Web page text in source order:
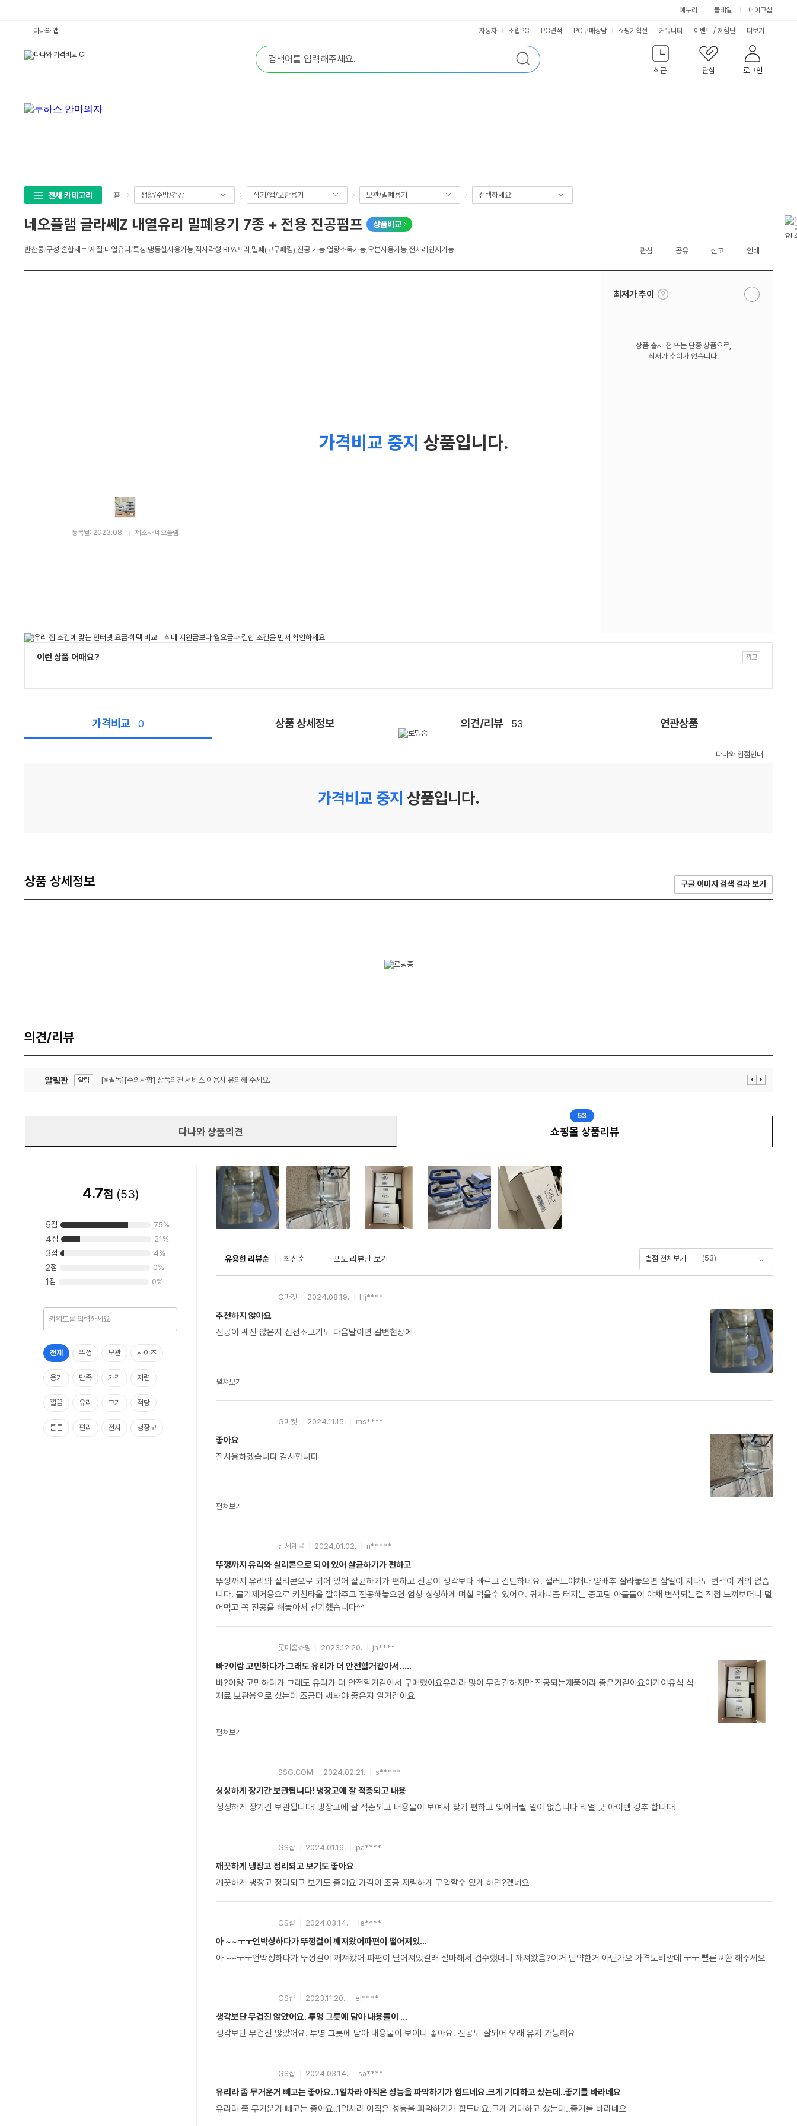
에누리 몰테일
메이크샵
합
검
색
검
색
최근
관심 로그인
다나와 앱 자동차 조립PC PC견적 PC구매상담 쇼핑기획전 커뮤니티 이벤트 / 체험단 서
비
스
더보기
전체 카테고리 홈 생활/주방/건강 식기/컵/보관용기 보관/밀폐용기 선택하세요
네오플램 글라쎄Z 내열유리 밀폐용기 7종 + 전용 진공펌프 상품비교
상
반찬통/구성:혼합세트/재질:내열유리 /특징:냉동실사용가능 직사각형 BPA프리 밀폐(고무패킹) 진공 가능 열탕소독가능 오븐사용가능 전자레인지가능 관심 공유 신고 인쇄
등록월: 2023.08. 제조사:네오플램
가격비교 중지 상품입니다.
최저가 추이
툴
팁
알
상품 출시 전 또는 단종 상품으로,
최저가 추이가 없습니다.
이런 상품 어때요?
가격비교 0 상품 상세정보 의견/리뷰 53 연관상품
다나와 입점안내
가격비교 중지 상품입니다.
상품 상세정보 구글 이미지 검색 결과 보기
의견/리뷰
알림판 알림 [※필독][주의사항] 상품의견 서비스 이용시 유의해 주세요.
이 다
다나와 상품의견 쇼핑몰 상품리뷰
53
4.7점 (53)
5점 75%
4점 21 %
3점 4%
2점 0%
1점 0%
전체 뚜껑 보관 사이즈
용기 만족 가격 저렴
깔끔 유리 크기 적당
튼튼 편리 전자 냉장고
유용한 리뷰순 최신순 포토 리뷰만 보기 별점 전체보기 (53)
G마켓 2024.08.19. Hj****
추천하지 않아요
진공이 쎄진 않은지 신선소고기도 다음날이면 갈변현상에
펼쳐보기
G마켓 2024.11.15. ms****
좋아요
잘사용하겠습니다 감사합니다
펼쳐보기
신세계몰 2024.01.02. n*****
뚜껑까지 유리와 실리콘으로 되어 있어 살균하기가 편하고
뚜껑까지 유리와 실리콘으로 되어 있어 살균하기가 편하고 진공이 생각보다 빠르고 간단하네요. 샐러드야채나 양배추 잘라놓으면 삼일이 지나도 변색이 거의 없습
니다. 물기제거용으로 키친타올 깔아주고 진공해놓으면 엄청 싱싱하게 며칠 먹을수 있어요. 귀차니즘 터지는 중고딩 아들들이 야채 변색되는걸 직접 느껴보더니 덜
어먹고 꼭 진공을 해놓아서 신기했습니다^^
롯데홈쇼핑 2023.12.20. jh****
바?이랑 고민하다가 그래도 유리가 더 안전할거같아서.....
바?이랑 고민하다가 그래도 유리가 더 안전할거같아서 구매했어요유리라 많이 무겁긴하지만 진공되는제품이라 좋은거같아요아기이유식 식
재료 보관용으로 샀는데 조금더 써봐야 좋은지 알거같아요
펼쳐보기
SSG.COM 2024.02.21. s*****
싱싱하게 장기간 보관됩니다! 냉장고에 잘 적층되고 내용
싱싱하게 장기간 보관됩니다! 냉장고에 잘 적층되고 내용물이 보여서 찾기 편하고 잊어버릴 일이 없습니다 리얼 긋 아이템 강추 합니다!
GS샵 2024.01.16. pa****
깨끗하게 냉장고 정리되고 보기도 좋아요
깨끗하게 냉장고 정리되고 보기도 좋아요 가격이 조긍 저렴하게 구입할수 있게 하면?겠네요
GS샵 2024.03.14. le****
아 ~~ㅜㅜ언박싱하다가 뚜껑걸이 깨져왔어파편이 떨어져있...
아 ~~ㅜㅜ언박싱하다가 뚜껑걸이 깨져왔어 파편이 떨어져있길래 설마해서 검수했더니 깨져왔음?이거 넘약한거 아닌가요 가격도비싼데 ㅜㅜ 빨른교환 해주세요
GS샵 2023.11.20. el****
생각보단 무겁진 않았어요. 투명 그릇에 담아 내용물이 ...
생각보단 무겁진 않았어요. 투명 그릇에 담아 내용물이 보이니 좋아요. 진공도 잘되어 오래 유지 가능해요
GS샵 2024.03.14. sa****
유리라 좀 무거운거 빼고는 좋아요..1일차라 아직은 성능을 파악하기가 힘드네요.크게 기대하고 샀는데..좋기를 바라네요
유리라 좀 무거운거 빼고는 좋아요..1일차라 아직은 성능을 파악하기가 힘드네요.크게 기대하고 샀는데..좋기를 바라네요